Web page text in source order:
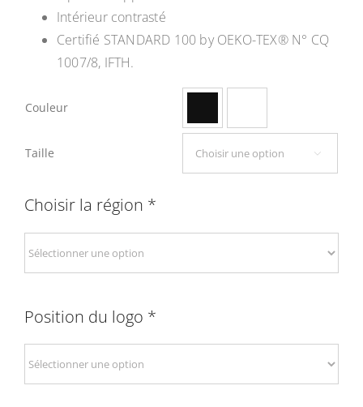
Intérieur contrasté
Certifié STANDARD 100 by OEKO-TEX® N° CQ
1007/8, IFTH.
Couleur
Taille 
Choisir la région *
Position du logo *